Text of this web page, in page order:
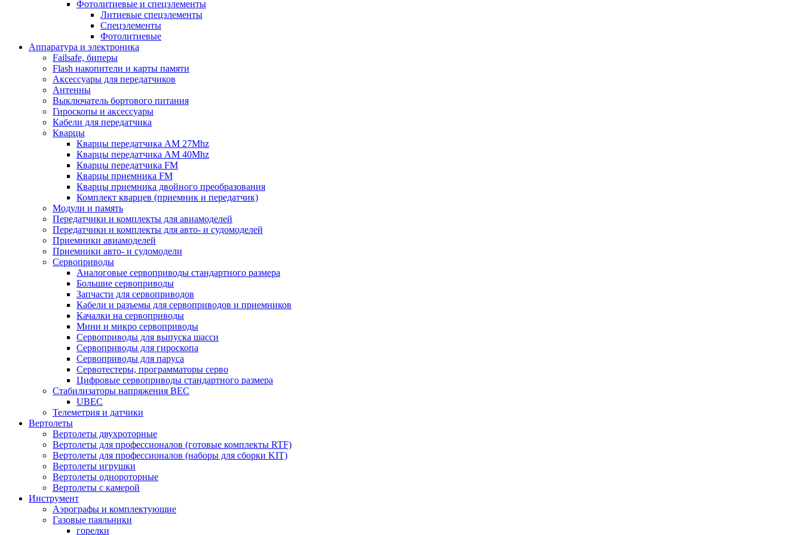
Фотолитиевые и спецэлементы
Литиевые спецэлементы
Спецэлементы
Фотолитиевые
Аппаратура и электроника
Failsafe, биперы
Flash накопители и карты памяти
Аксессуары для передатчиков
Антенны
Выключатель бортового питания
Гироскопы и аксессуары
Кабели для передатчика
Кварцы
Кварцы передатчика AM 27Mhz
Кварцы передатчика AM 40Mhz
Кварцы передатчика FM
Кварцы приемника FM
Кварцы приемника двойного преобразования
Комплект кварцев (приемник и передатчик)
Модули и память
Передатчики и комплекты для авиамоделей
Передатчики и комплекты для авто- и судомоделей
Приемники авиамоделей
Приемники авто- и судомодели
Сервоприводы
Аналоговые сервоприводы стандартного размера
Большие сервоприводы
Запчасти для сервоприводов
Кабели и разъемы для сервоприводов и приемников
Качалки на сервоприводы
Мини и микро сервоприводы
Сервоприводы для выпуска шасси
Сервоприводы для гироскопа
Сервоприводы для паруса
Сервотестеры, программаторы серво
Цифровые сервоприводы стандартного размера
Стабилизаторы напряжения BEC
UBEC
Телеметрия и датчики
Вертолеты
Вертолеты двухроторные
Вертолеты для профессионалов (готовые комплекты RTF)
Вертолеты для профессионалов (наборы для сборки KIT)
Вертолеты игрушки
Вертолеты однороторные
Вертолеты с камерой
Инструмент
Аэрографы и комплектующие
Газовые паяльники
горелки